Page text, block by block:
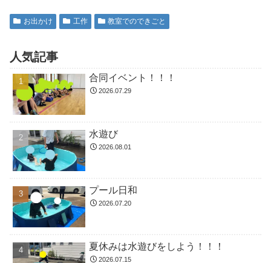
お出かけ 工作 教室でのできごと
人気記事
合同イベント！！！
2026.07.29
水遊び
2026.08.01
プール日和
2026.07.20
夏休みは水遊びをしよう！！！
2026.07.15